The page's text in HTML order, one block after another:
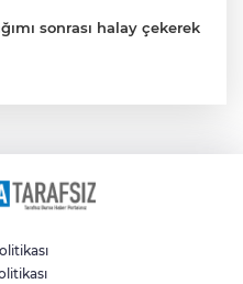
sonrası halay çekerek